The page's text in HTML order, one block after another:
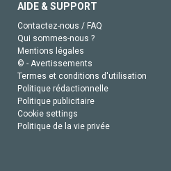
AIDE & SUPPORT
Contactez-nous / FAQ
Qui sommes-nous ?
Mentions légales
© - Avertissements
Termes et conditions d'utilisation
Politique rédactionnelle
Politique publicitaire
Cookie settings
Politique de la vie privée